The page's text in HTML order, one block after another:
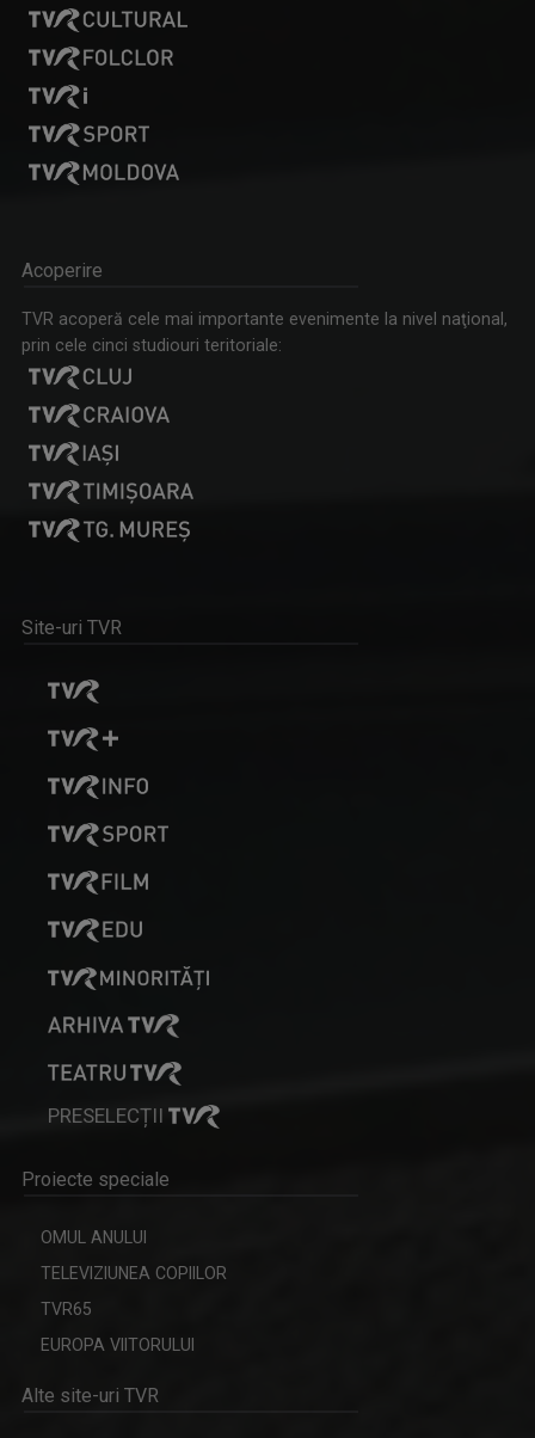
Acoperire
TVR acoperă cele mai importante evenimente la nivel naţional,
prin cele cinci studiouri teritoriale:
Site-uri TVR
PRESELECȚII
Proiecte speciale
OMUL ANULUI
TELEVIZIUNEA COPIILOR
TVR65
EUROPA VIITORULUI
Alte site-uri TVR